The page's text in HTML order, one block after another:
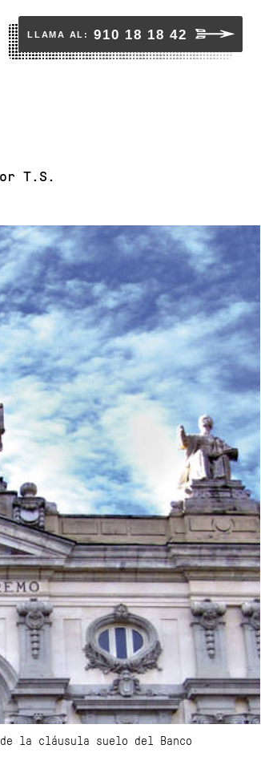
LLAMA AL: 910 18 18 42
T.S.
la cláusula suelo del Banco